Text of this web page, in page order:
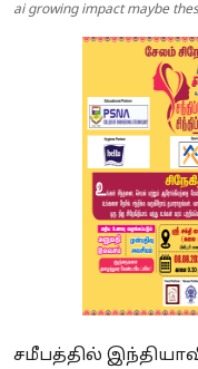
ai growing impact maybe
சமீபத்தில்